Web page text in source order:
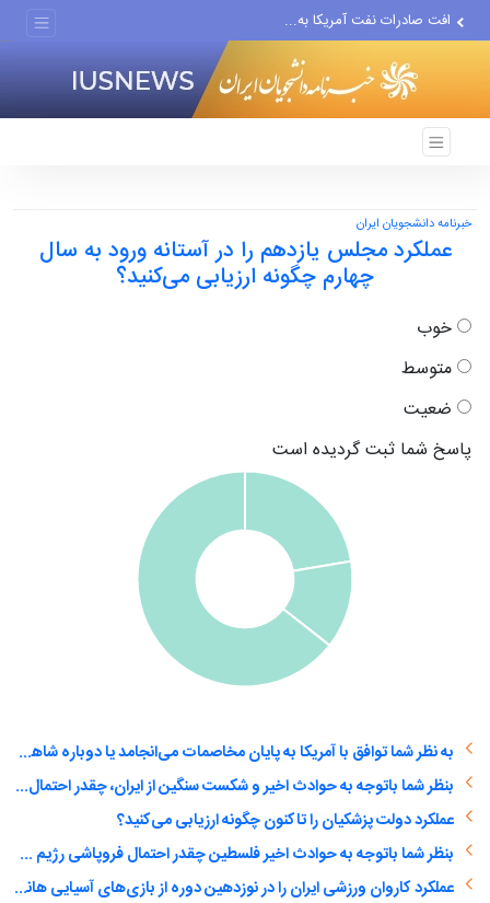
افت صادرات نفت آمریکا به...
حادثه امنیتی دریایی در جنوب...
خبرنامه دانشجویان ایران
عملکرد مجلس یازدهم را در آستانه ورود به سال
چهارم چگونه ارزیابی می‌کنید؟
خوب
متوسط
ضعیت
پاسخ شما ثبت گردیده است
به نظر شما توافق با آمریکا به پایان مخاصمات می‌انجامد یا دوباره شاهد یک درگیری تمام عیار خواهیم بود؟
بنظر شما باتوجه به حوادث اخیر و شکست سنگین از ایران، چقدر احتمال فروپاشی رژیم صهیونیستی وجود دارد؟
عملکرد دولت پزشکیان را تاکنون چگونه ارزیابی می‌کنید؟
بنظر شما باتوجه به حوادث اخیر فلسطین چقدر احتمال فروپاشی رژیم صهیونیستی وجود دارد؟
عملکرد کاروان ورزشی ایران را در نوزدهین دوره از بازی‌های آسیایی هانگژو را چه‌گونه ارزیابی می‌کنید؟